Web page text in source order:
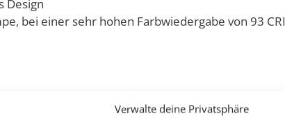
Verwalte deine Privatsphäre
Design
bei einer sehr hohen Farbwiedergabe von 93 CRI